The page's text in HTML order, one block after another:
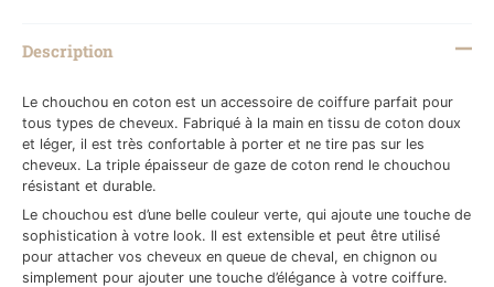
Description
Le chouchou en coton est un accessoire de coiffure parfait pour
tous types de cheveux. Fabriqué à la main en tissu de coton doux
et léger, il est très confortable à porter et ne tire pas sur les
cheveux. La triple épaisseur de gaze de coton rend le chouchou
résistant et durable.
Le chouchou est d’une belle couleur verte, qui ajoute une touche de
sophistication à votre look. Il est extensible et peut être utilisé
pour attacher vos cheveux en queue de cheval, en chignon ou
simplement pour ajouter une touche d’élégance à votre coiffure.